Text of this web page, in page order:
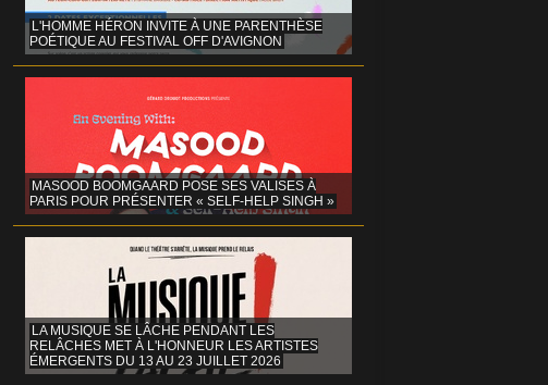
L'HOMME HÉRON INVITE À UNE PARENTHÈSE
POÉTIQUE AU FESTIVAL OFF D'AVIGNON
MASOOD BOOMGAARD POSE SES VALISES À
PARIS POUR PRÉSENTER « SELF-HELP SINGH »
LA MUSIQUE SE LÂCHE PENDANT LES
RELÂCHES MET À L'HONNEUR LES ARTISTES
ÉMERGENTS DU 13 AU 23 JUILLET 2026